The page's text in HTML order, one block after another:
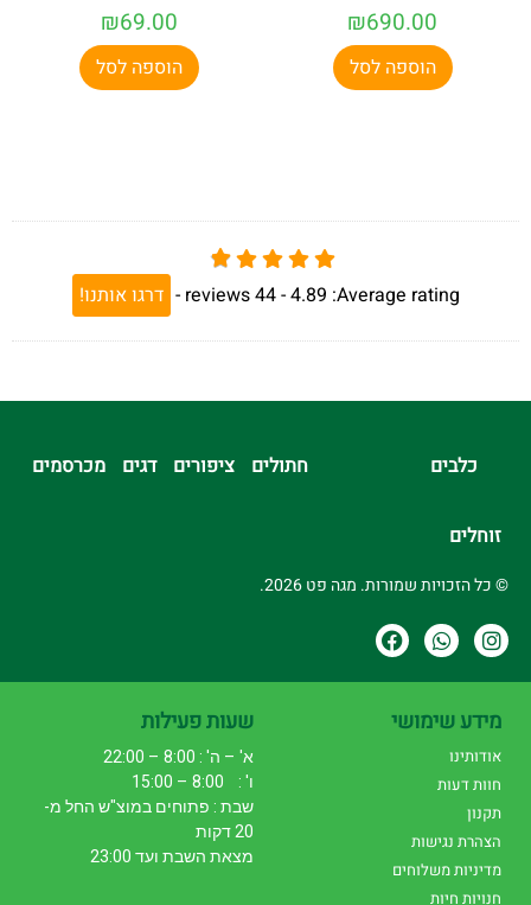
₪690.00
הוספה לסל
₪69.00
הוספה לסל
Average rating:
4.89 -
44
reviews
- דרגו אותנו!
כלבים חתולים ציפורים דגים מכרסמים
זוחלים
© כל הזכויות שמורות. מגה פט 2026.
מידע שימושי
אודותינו
חוות דעות
תקנון
הצהרת נגישות
מדיניות משלוחים
חנויות חיות
שעות פעילות
א' – ה' : 8:00 – 22:00
ו' : 8:00 – 15:00
שבת : פתוחים במוצ"ש החל מ-
20 דקות
מצאת השבת ועד 23:00